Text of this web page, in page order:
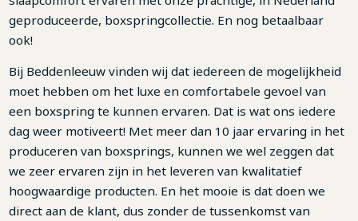
geproduceerde, boxspringcollectie. En nog betaalbaar
ook!
Bij Beddenleeuw vinden wij dat iedereen de mogelijkheid
moet hebben om het luxe en comfortabele gevoel van
een boxspring te kunnen ervaren. Dat is wat ons iedere
dag weer motiveert! Met meer dan 10 jaar ervaring in het
produceren van boxsprings, kunnen we wel zeggen dat
we zeer ervaren zijn in het leveren van kwalitatief
hoogwaardige producten. En het mooie is dat doen we
direct aan de klant, dus zonder de tussenkomst van